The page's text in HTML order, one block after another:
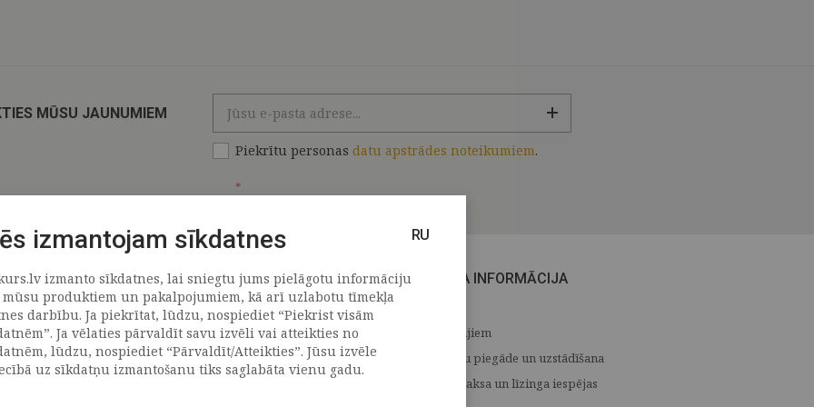
MŪSU JAUNUMIEM
Piekrītu personas datu apstrādes noteikumiem.
*
PAR MUMS
Uzņēmums
Vēsture
Kontakti
CITA INFORMĀCIJA
Medijiem
Preču piegāde un uzstādīšana
Apmaksa un līzinga iespējas
izmantojam sīkdatnes RU
izmanto sīkdatnes, lai sniegtu jums pielāgotu informāciju
produktiem un pakalpojumiem, kā arī uzlabotu tīmekļa
darbību. Ja piekrītat, lūdzu, nospiediet “Piekrist visām
Ja vēlaties pārvaldīt savu izvēli vai atteikties no
lūdzu, nospiediet “Pārvaldīt/Atteikties”. Jūsu izvēle
uz sīkdatņu izmantošanu tiks saglabāta vienu gadu.